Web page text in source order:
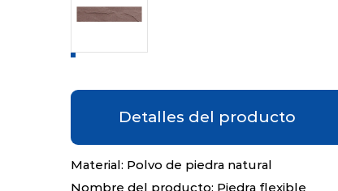
Detalles del producto
Material: Polvo de piedra natural
Nombre del producto: Piedra flexible